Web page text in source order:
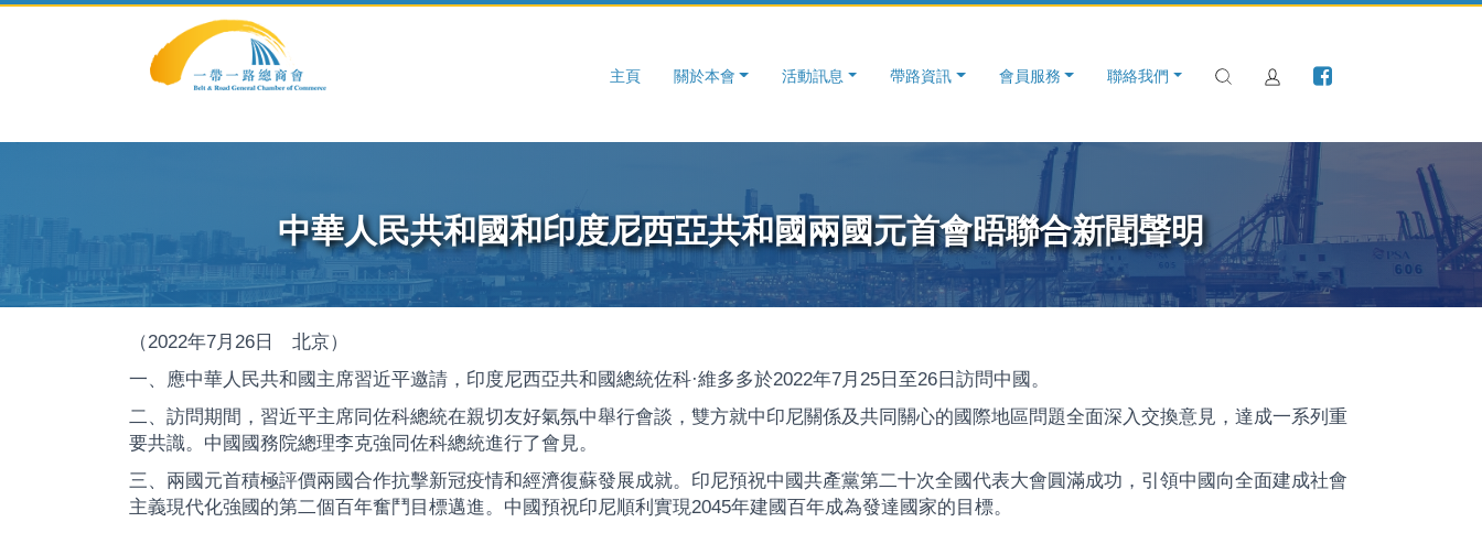
.modal-dialog .modal-content
主頁 關於本會 活動訊息 帶路資訊 會員服務 聯絡我們
中華人民共和國和印度尼西亞共和國兩國元首會晤聯合新聞聲明
（2022年7月26日 北京）
一、應中華人民共和國主席習近平邀請，印度尼西亞共和國總統佐科·維多多於2022年7月25日至26日訪問中國。
二、訪問期間，習近平主席同佐科總統在親切友好氣氛中舉行會談，雙方就中印尼關係及共同關心的國際地區問題全面深入交換意見，達成一系列重
要共識。中國國務院總理李克強同佐科總統進行了會見。
三、兩國元首積極評價兩國合作抗擊新冠疫情和經濟復蘇發展成就。印尼預祝中國共產黨第二十次全國代表大會圓滿成功，引領中國向全面建成社會
主義現代化強國的第二個百年奮鬥目標邁進。中國預祝印尼順利實現2045年建國百年成為發達國家的目標。